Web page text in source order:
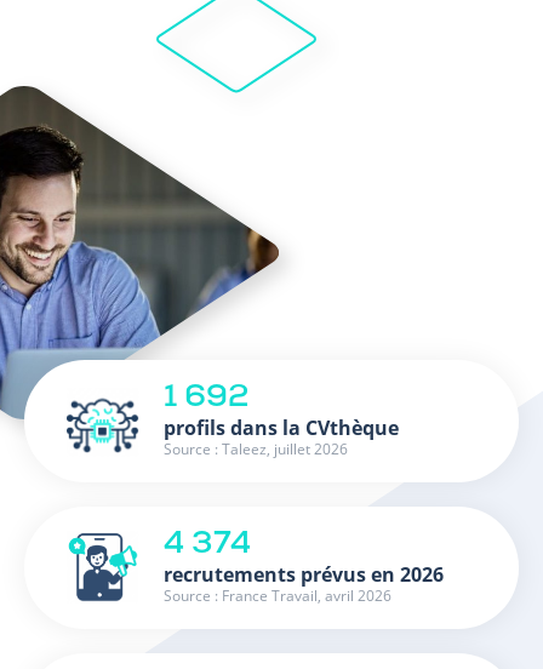
1 692
profils dans la CVthèque
Source : Taleez, juillet 2026
4 374
recrutements prévus en 2026
Source : France Travail, avril 2026